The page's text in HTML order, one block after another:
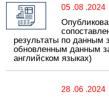
05 .08 .2024
результаты по данным
обновленным данным
английском языках)
28 .06 .2024